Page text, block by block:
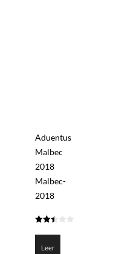
Aduentus
Malbec
2018
Malbec-
2018
de 5
Leer